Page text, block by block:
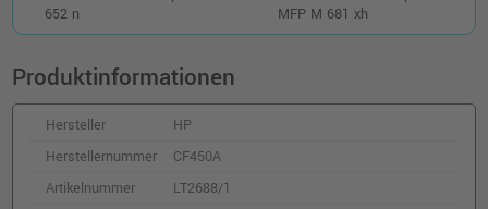
inkl. MwSt.zzgl. Versand
(CF473X) · Magenta
362,99 €
inkl. MwSt.zzgl. Versand
652 n
MFP M 681 xh
Produktinformationen
Hersteller
HP
Herstellernummer
CF450A
Artikelnummer
LT2688/1